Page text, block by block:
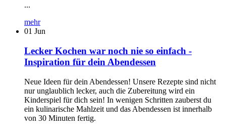
...
mehr
01 Jun
Lecker Kochen war noch nie so einfach -
Inspiration für dein Abendessen
Neue Ideen für dein Abendessen! Unsere Rezepte sind nicht
nur unglaublich lecker, auch die Zubereitung wird ein
Kinderspiel für dich sein! In wenigen Schritten zauberst du
ein kulinarische Mahlzeit und das Abendessen ist innerhalb
von 30 Minuten fertig.